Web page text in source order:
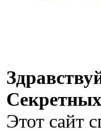
Этот сайт